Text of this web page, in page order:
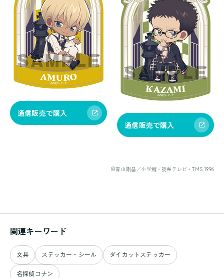
通信販売で購入
通信販売で購入
©青山剛昌／小学館・読売テレビ・TMS 1996
関連キーワード
文具 ステッカー・シール ダイカットステッカー
名探偵コナン